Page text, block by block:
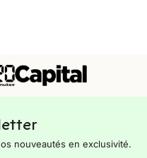
nouveautés en exclusivité.